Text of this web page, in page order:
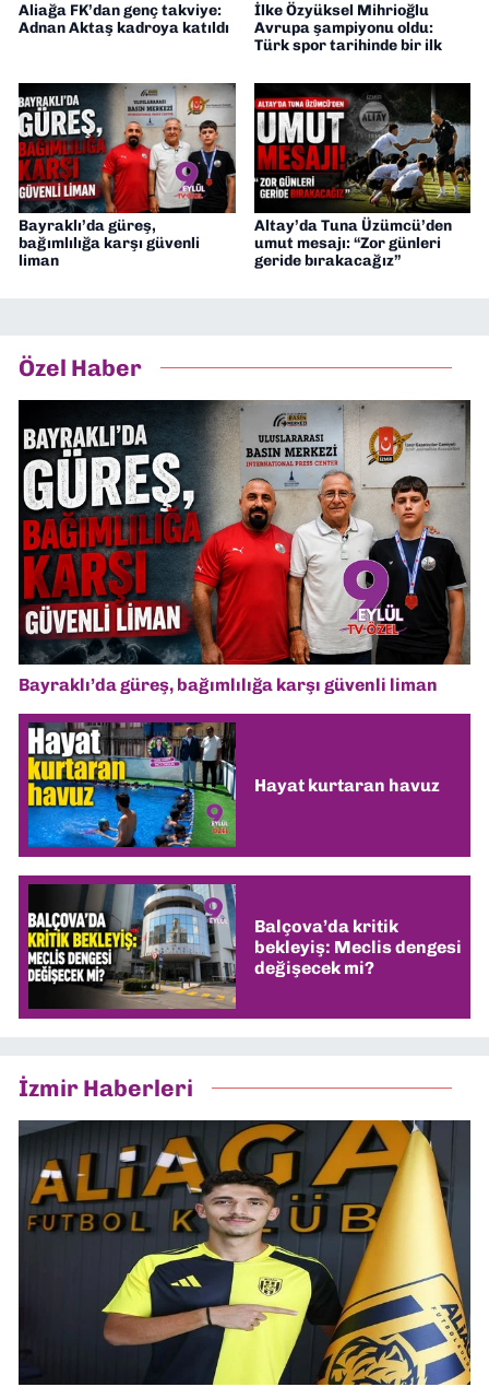
Aliağa FK’dan genç takviye:
Adnan Aktaş kadroya katıldı
İlke Özyüksel Mihrioğlu
Avrupa şampiyonu oldu:
Türk spor tarihinde bir ilk
Bayraklı’da güreş,
bağımlılığa karşı güvenli
liman
Altay’da Tuna Üzümcü’den
umut mesajı: “Zor günleri
geride bırakacağız”
Özel Haber
Bayraklı’da güreş, bağımlılığa karşı güvenli liman
Hayat kurtaran havuz
Balçova’da kritik
bekleyiş: Meclis dengesi
değişecek mi?
İzmir Haberleri